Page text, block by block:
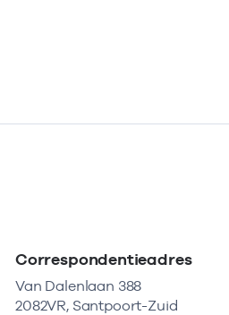
Correspondentieadres
Van Dalenlaan 388
2082VR, Santpoort-Zuid